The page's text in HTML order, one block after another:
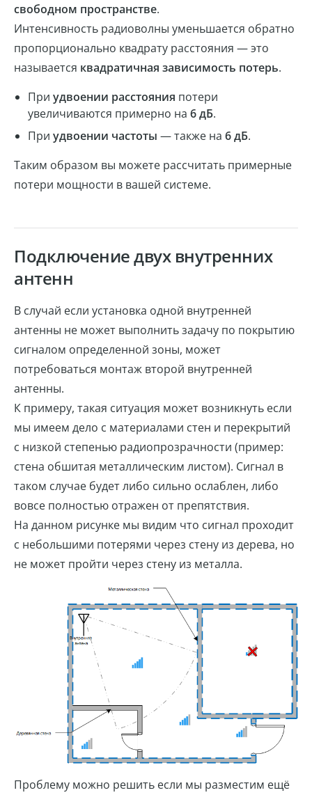
свободном пространстве.
Интенсивность радиоволны уменьшается обратно
пропорционально квадрату расстояния — это
называется квадратичная зависимость потерь.
При удвоении расстояния потери
увеличиваются примерно на 6 дБ.
При удвоении частоты — также на 6 дБ.
Таким образом вы можете рассчитать примерные
потери мощности в вашей системе.
Подключение двух внутренних
антенн
В случай если установка одной внутренней
антенны не может выполнить задачу по покрытию
сигналом определенной зоны, может
потребоваться монтаж второй внутренней
антенны.
К примеру, такая ситуация может возникнуть если
мы имеем дело с материалами стен и перекрытий
с низкой степенью радиопрозрачности (пример:
стена обшитая металлическим листом). Сигнал в
таком случае будет либо сильно ослаблен, либо
вовсе полностью отражен от препятствия.
На данном рисунке мы видим что сигнал проходит
с небольшими потерями через стену из дерева, но
не может пройти через стену из металла.
Проблему можно решить если мы разместим ещё